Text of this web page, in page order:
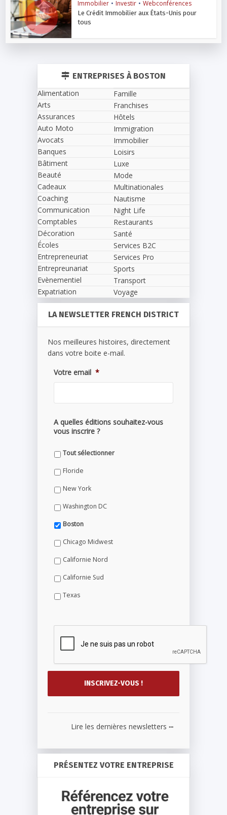
Immobilier • Investir • Webconférences
Le Crédit Immobilier aux États-Unis pour
tous
ENTREPRISES À BOSTON
Alimentation
Arts
Assurances
Auto Moto
Avocats
Banques
Bâtiment
Beauté
Cadeaux
Coaching
Communication
Comptables
Décoration
Écoles
Entrepreneuriat
Entrepreunariat
Evènementiel
Expatriation
Famille
Franchises
Hôtels
Immigration
Immobilier
Loisirs
Luxe
Mode
Multinationales
Nautisme
Night Life
Restaurants
Santé
Services B2C
Services Pro
Sports
Transport
Voyage
LA NEWSLETTER FRENCH DISTRICT
Nos meilleures histoires, directement
dans votre boite e-mail.
Votre email *
A quelles éditions souhaitez-vous
vous inscrire ?
Tout sélectionner
Floride
New York
Washington DC
Boston
Chicago Midwest
Californie Nord
Californie Sud
Texas
Lire les dernières newsletters ...
PRÉSENTEZ VOTRE ENTREPRISE